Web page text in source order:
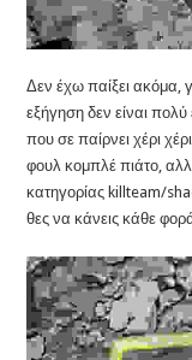
Δεν έχω παίξει ακόμα,
εξήγηση δεν είναι
που σε παίρνει χέρι
φουλ κομπλέ πιάτο,
κατηγορίας killteam/
θες να κάνεις κάθε